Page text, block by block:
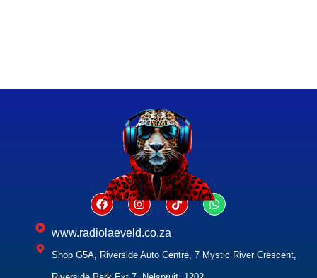
www.radiolaeveld.co.za
Shop G5A, Riverside Auto Centre, 7 Mystic River Crescent,